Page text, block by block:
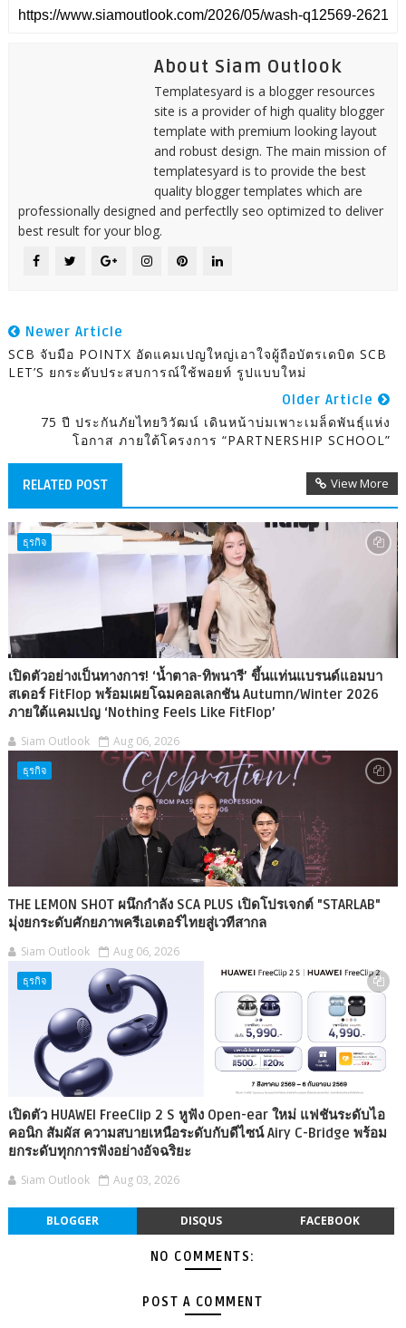
About Siam Outlook
Templatesyard is a blogger resources
site is a provider of high quality blogger
template with premium looking layout
and robust design. The main mission of
templatesyard is to provide the best
quality blogger templates which are
professionally designed and perfectlly seo optimized to deliver
best result for your blog.
Newer Article
SCB จับมือ POINTX อัดแคมเปญใหญ่เอาใจผู้ถือบัตรเดบิต SCB
LET’S ยกระดับประสบการณ์ใช้พอยท์ รูปแบบใหม่
Older Article
75 ปี ประกันภัยไทยวิวัฒน์ เดินหน้าบ่มเพาะเมล็ดพันธุ์แห่ง
โอกาส ภายใต้โครงการ “PARTNERSHIP SCHOOL”
RELATED POST View More
ธุรกิจ
เปิดตัวอย่างเป็นทางการ! ‘น้ำตาล-ทิพนารี’ ขึ้นแท่นแบรนด์แอมบา
สเดอร์ FitFlop พร้อมเผยโฉมคอลเลกชัน Autumn/Winter 2026
ภายใต้แคมเปญ ‘Nothing Feels Like FitFlop’
Siam Outlook Aug 06, 2026
ธุรกิจ
THE LEMON SHOT ผนึกกำลัง SCA PLUS เปิดโปรเจกต์ "STARLAB"
มุ่งยกระดับศักยภาพครีเอเตอร์ไทยสู่เวทีสากล
Siam Outlook Aug 06, 2026
ธุรกิจ
เปิดตัว HUAWEI FreeClip 2 S หูฟัง Open-ear ใหม่ แฟชันระดับไอ
คอนิก สัมผัส ความสบายเหนือระดับกับดีไซน์ Airy C-Bridge พร้อม
ยกระดับทุกการฟังอย่างอัจฉริยะ
Siam Outlook Aug 03, 2026
BLOGGER DISQUS FACEBOOK
NO COMMENTS:
POST A COMMENT